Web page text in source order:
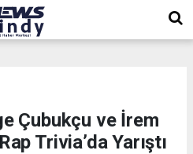
Çubukçu ve İrem
Trivia’da Yarıştı